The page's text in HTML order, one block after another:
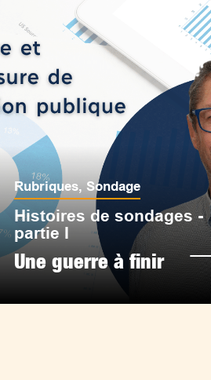
Rubriques, Sondage
Histoires de sondages -
partie I
Une guerre à finir